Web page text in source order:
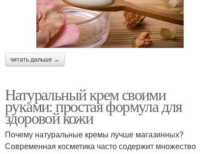
читать дальше →
Натуральный крем своими
руками: простая формула для
здоровой кожи
Почему натуральные кремы лучше магазинных?
Современная косметика часто содержит множество